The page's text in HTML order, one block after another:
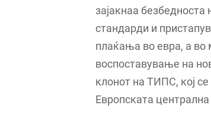
зајакнаа
стандарди и
плаќања во евра, а во
воспоставување на
клонот на ТИПС, кој
Европската